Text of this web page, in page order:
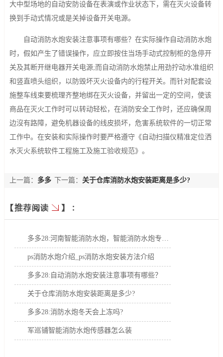
大中型场地的自动安防设备在表演或作业状态下，需在灭火设备转
换到手动式情况或是关掉设备开关电源。
自动消防水炮安装注意事项有哪些？在实际操作自动消防水炮
时，假如产生了错误操作，应立即按住当场手动式控制柜的急停开
关及其断开继电器开关电源;而自动消防水炮禁止用劲拧动水准组织
和竖直喷头组织，以防毁坏灭火设备内的行程开关。而针对配套设
施整车线束要梳理齐整地绑在灭火设备，并留出一定的空间，使该
商品在灭火工作时可以转动轻松，在消防安全工作时，还应确保周
边沒有路障，避免机器设备的线皮损坏，危害系统软件的一切正常
工作中。在安装和实际操作时要严格遵守《自动扫描仪精准定位洒
水灭火系统软件工程施工及施工验收规范》。
下一篇： 关于仓库消防水炮安装距离是多少?
上一篇： 多多
多多28:河南智能消防水炮，智能消防水炮专业生产厂家
ps消防水炮介绍_ps消防水炮安装方法介绍
多多28:自动消防水炮安装注意事项有哪些？
关于仓库消防水炮安装距离是多少?
多多28:消防水炮冬天会上冻吗?
军巡铺智能消防水炮传感器怎么装